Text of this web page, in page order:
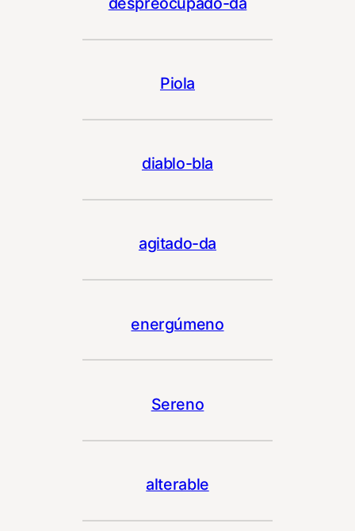
Piola
diablo-bla
agitado-da
energúmeno
Sereno
alterable